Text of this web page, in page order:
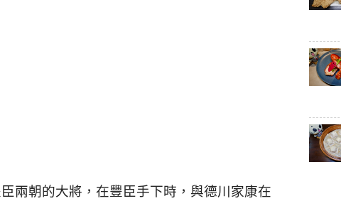
兩朝的大將，在豐臣手下時，與德川家康在